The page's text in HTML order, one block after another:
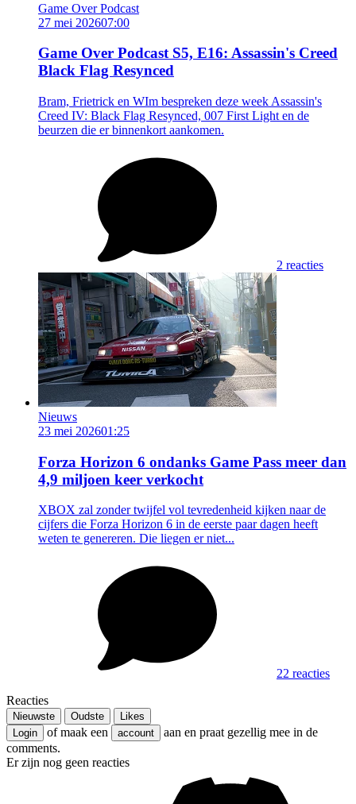
Game Over Podcast
27 mei 202607:00
Game Over Podcast S5, E16: Assassin's Creed
Black Flag Resynced
Bram, Frietrick en WIm bespreken deze week Assassin's
Creed IV: Black Flag Resynced, 007 First Light en de
beurzen die er binnenkort aankomen.
2 reacties
Nieuws
23 mei 202601:25
Forza Horizon 6 ondanks Game Pass meer dan
4,9 miljoen keer verkocht
XBOX zal zonder twijfel vol tevredenheid kijken naar de
cijfers die Forza Horizon 6 in de eerste paar dagen heeft
weten te genereren. Die liegen er niet...
22 reacties
Reacties
Nieuwste Oudste
Likes
Login
of maak een account
aan en praat gezellig mee in de
comments.
Er zijn nog geen reacties